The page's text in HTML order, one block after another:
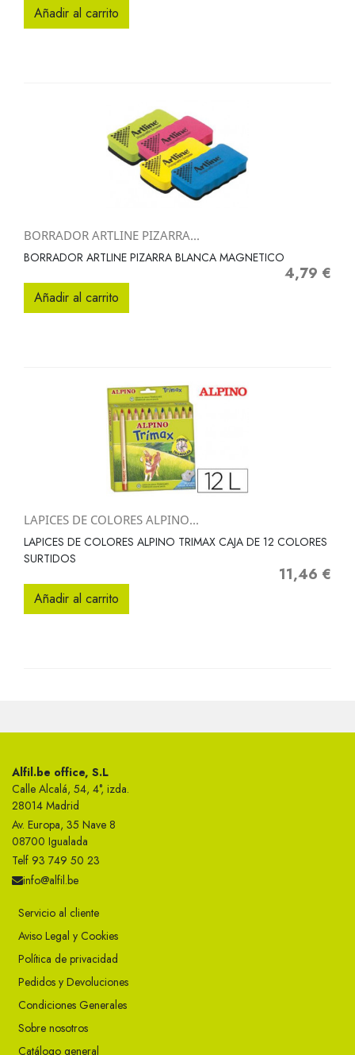
Añadir al carrito
BORRADOR ARTLINE PIZARRA...
BORRADOR ARTLINE PIZARRA BLANCA MAGNETICO
Precio
4,79 €
Añadir al carrito
LAPICES DE COLORES ALPINO...
LAPICES DE COLORES ALPINO TRIMAX CAJA DE 12 COLORES
SURTIDOS
Precio
11,46 €
Añadir al carrito
Alfil.be office, S.L
Calle Alcalá, 54, 4°, izda.
28014 Madrid
Av. Europa, 35 Nave 8
08700 Igualada
Telf 93 749 50 23
info@alfil.be
Servicio al cliente
Aviso Legal y Cookies
Política de privacidad
Pedidos y Devoluciones
Condiciones Generales
Sobre nosotros
Catálogo general